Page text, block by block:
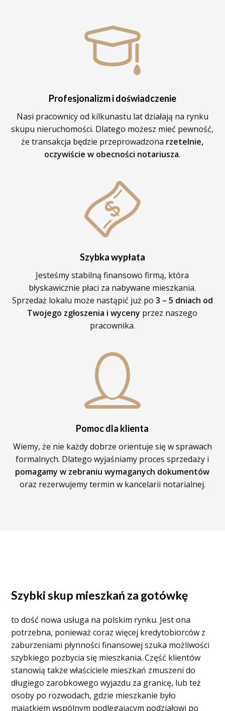
Profesjonalizm i doświadczenie
Nasi pracownicy od kilkunastu lat działają na rynku
skupu nieruchomości. Dlatego możesz mieć pewność,
że transakcja będzie przeprowadzona rzetelnie,
oczywiście w obecności notariusza.
Szybka wypłata
Jesteśmy stabilną finansowo firmą, która
błyskawicznie płaci za nabywane mieszkania.
Sprzedaż lokalu może nastąpić już po 3 – 5 dniach od
Twojego zgłoszenia i wyceny przez naszego
pracownika.
Pomoc dla klienta
Wiemy, że nie każdy dobrze orientuje się w sprawach
formalnych. Dlatego wyjaśniamy proces sprzedaży i
pomagamy w zebraniu wymaganych dokumentów
oraz rezerwujemy termin w kancelarii notarialnej.
Szybki skup mieszkań za gotówkę
to dość nowa usługa na polskim rynku. Jest ona
potrzebna, ponieważ coraz więcej kredytobiorców z
zaburzeniami płynności finansowej szuka możliwości
szybkiego pozbycia się mieszkania. Część klientów
stanowią także właściciele mieszkań zmuszeni do
długiego zarobkowego wyjazdu za granicę, lub też
osoby po rozwodach, gdzie mieszkanie było
majątkiem wspólnym podlegającym podziałowi po